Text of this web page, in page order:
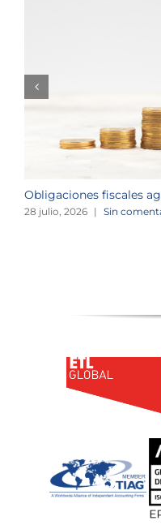
Obligaciones fiscales
28 julio, 2026 | Sin